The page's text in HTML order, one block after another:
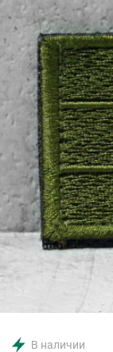
В наличии